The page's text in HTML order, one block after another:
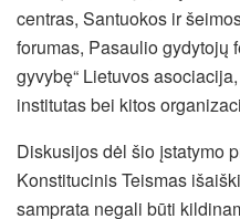
centras, Santuokos ir
forumas, Pasaulio gydytojų
gyvybę“ Lietuvos
institutas bei kitos
Diskusijos dėl šio įstatymo
Konstitucinis Teismas
samprata negali būti